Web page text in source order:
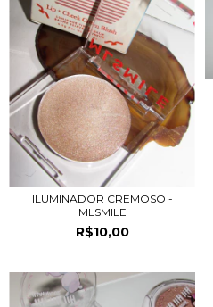
ILUMINADOR CREMOSO -
MLSMILE
R$10,00